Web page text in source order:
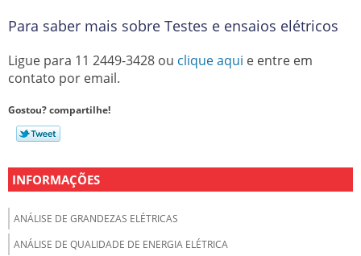
Para saber mais sobre Testes e ensaios elétricos
Ligue para 11 2449-3428 ou clique aqui e entre em
contato por email.
Gostou? compartilhe!
INFORMAÇÕES
ANÁLISE DE GRANDEZAS ELÉTRICAS
ANÁLISE DE QUALIDADE DE ENERGIA ELÉTRICA